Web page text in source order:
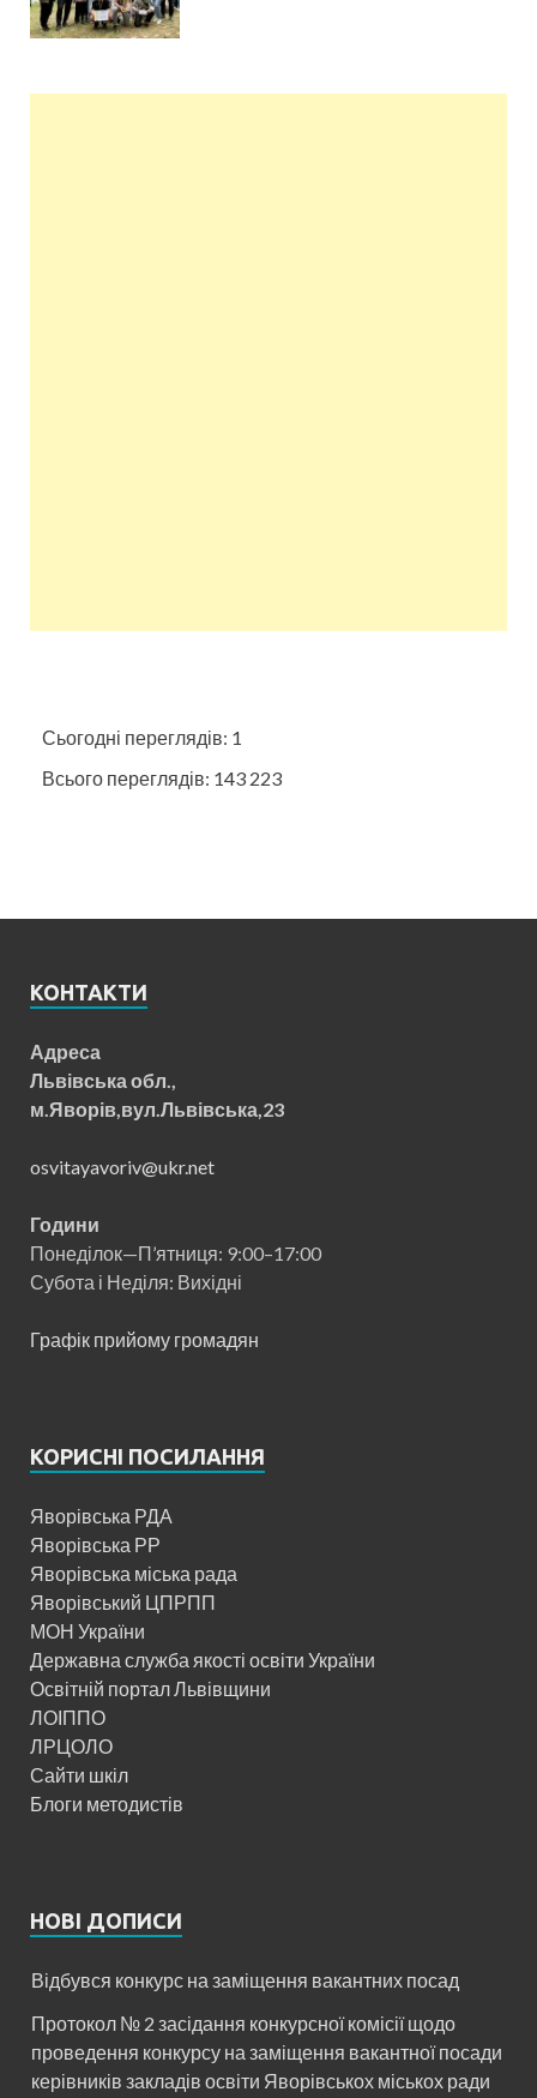
Сьогодні переглядів: 1
Всього переглядів: 143 223
КОНТАКТИ
Адреса
Львівська обл.,
м.Яворів,вул.Львівська,23
osvitayavoriv@ukr.net
Години
Понеділок—П’ятниця: 9:00–17:00
Субота і Неділя: Вихідні
Графік прийому громадян
КОРИСНІ ПОСИЛАННЯ
Яворівська РДА
Яворівська РР
Яворівська міська рада
Яворівський ЦПРПП
МОН України
Державна служба якості освіти України
Освітній портал Львівщини
ЛОІППО
ЛРЦОЛО
Сайти шкіл
Блоги методистів
НОВІ ДОПИСИ
Відбувся конкурс на заміщення вакантних посад
Протокол № 2 засідання конкурсної комісії щодо
проведення конкурсу на заміщення вакантної посади
керівників закладів освіти Яворівськох міськох ради